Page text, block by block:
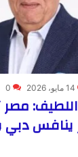
14 مايو، 2026 0
ينافس